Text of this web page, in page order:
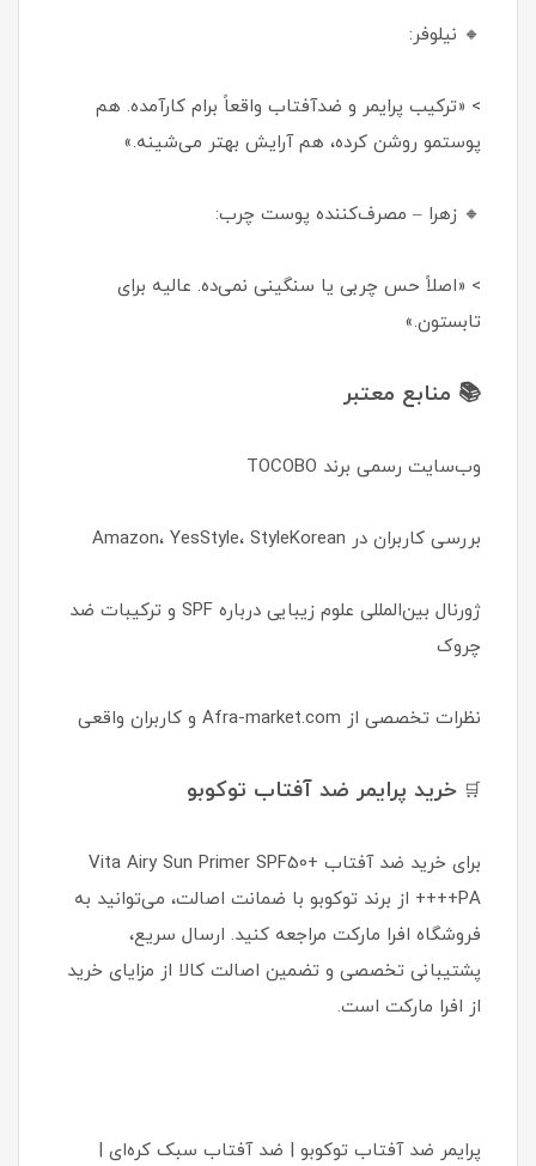
🔸 نیلوفر:
> «ترکیب پرایمر و ضدآفتاب واقعاً برام کارآمده. هم
پوستمو روشن کرده، هم آرایش بهتر می‌شینه.»
🔸 زهرا – مصرف‌کننده پوست چرب:
> «اصلاً حس چربی یا سنگینی نمی‌ده. عالیه برای
تابستون.»
📚 منابع معتبر
وب‌سایت رسمی برند TOCOBO
بررسی کاربران در Amazon، YesStyle، StyleKorean
ژورنال بین‌المللی علوم زیبایی درباره SPF و ترکیبات ضد
چروک
نظرات تخصصی از Afra-market.com و کاربران واقعی
🛒 خرید پرایمر ضد آفتاب توکوبو
برای خرید ضد آفتاب Vita Airy Sun Primer SPF50+
PA++++ از برند توکوبو با ضمانت اصالت، می‌توانید به
فروشگاه افرا مارکت مراجعه کنید. ارسال سریع،
پشتیبانی تخصصی و تضمین اصالت کالا از مزایای خرید
از افرا مارکت است.
پرایمر ضد آفتاب توکوبو | ضد آفتاب سبک کره‌ای |